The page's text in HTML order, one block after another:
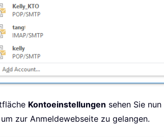
Kontoeinstellungen sehen Sie
zur Anmeldewebseite zu gelangen.